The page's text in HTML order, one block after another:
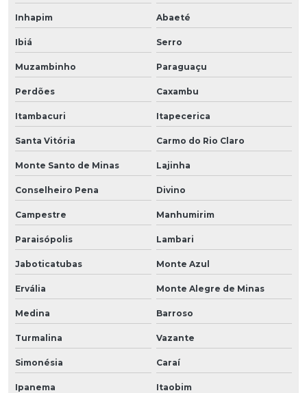
Inhapim Abaeté
Ibiá Serro
Muzambinho Paraguaçu
Perdões Caxambu
Itambacuri Itapecerica
Santa Vitória Carmo do Rio Claro
Monte Santo de Minas Lajinha
Conselheiro Pena Divino
Campestre Manhumirim
Paraisópolis Lambari
Jaboticatubas Monte Azul
Ervália Monte Alegre de Minas
Medina Barroso
Turmalina Vazante
Simonésia Caraí
Ipanema Itaobim